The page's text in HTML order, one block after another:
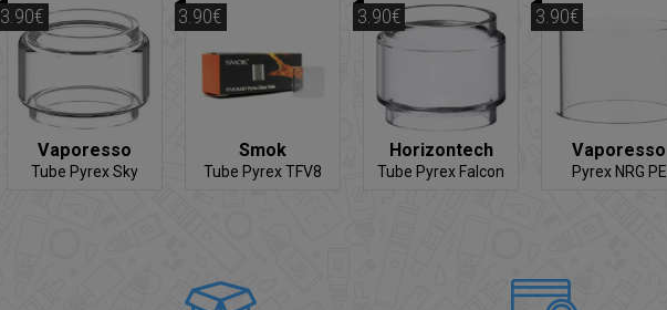
Vaporesso
Tube Pyrex Sky
3.90€
Smok
Tube Pyrex TFV8
3.90€
Horizontech
Tube Pyrex Falcon
3.90€
Vaporesso
Pyrex NRG PE
3.90€